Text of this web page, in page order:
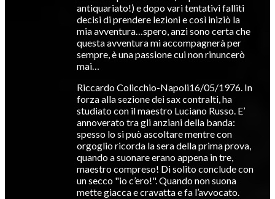
antiquariato!) e dopo vari tentativi falliti
decisi di prendere lezioni e così iniziò la
mia avventura…spero, anzi sono certa che
questa avventura mi accompagnerà per
sempre, è una passione cui non rinuncerò
mai…
Riccardo Colicchio-Napoli16/05/1976. In
forza alla sezione dei sax contralti, ha
studiato con il maestro Luciano Russo. E’
annoverato tra gli anziani della banda:
spesso lo si può ascoltare mentre con
orgoglio ricorda la sera della prima prova,
quando a suonare erano appena in tre,
maestro compreso! Di solito conclude con
un secco "io c’ero!". Quando non suona
mette giacca e cravatta e fa l’avvocato.